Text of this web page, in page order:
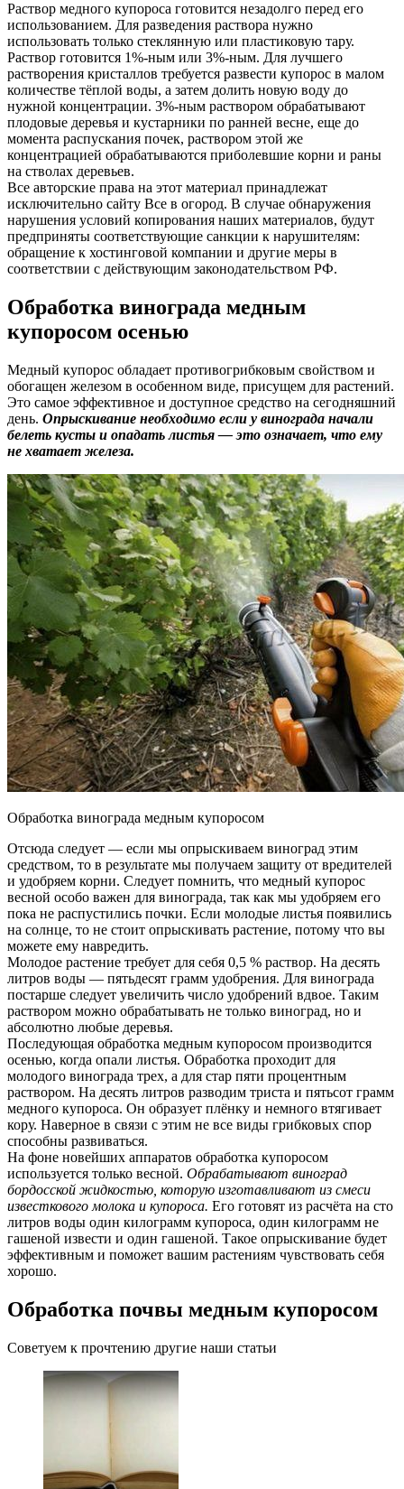
Раствор медного купороса готовится незадолго перед его
использованием. Для разведения раствора нужно
использовать только стеклянную или пластиковую тару.
Раствор готовится 1%-ным или 3%-ным. Для лучшего
растворения кристаллов требуется развести купорос в малом
количестве тёплой воды, а затем долить новую воду до
нужной концентрации. 3%-ным раствором обрабатывают
плодовые деревья и кустарники по ранней весне, еще до
момента распускания почек, раствором этой же
концентрацией обрабатываются приболевшие корни и раны
на стволах деревьев.
Все авторские права на этот материал принадлежат
исключительно сайту Все в огород. В случае обнаружения
нарушения условий копирования наших материалов, будут
предприняты соответствующие санкции к нарушителям:
обращение к хостинговой компании и другие меры в
соответствии с действующим законодательством РФ.
Обработка винограда медным
купоросом осенью
Медный купорос обладает противогрибковым свойством и
обогащен железом в особенном виде, присущем для растений.
Это самое эффективное и доступное средство на сегодняшний
день. Опрыскивание необходимо если у винограда начали
белеть кусты и опадать листья — это означает, что ему
не хватает железа.
Обработка винограда медным купоросом
Отсюда следует — если мы опрыскиваем виноград этим
средством, то в результате мы получаем защиту от вредителей
и удобряем корни. Следует помнить, что медный купорос
весной особо важен для винограда, так как мы удобряем его
пока не распустились почки. Если молодые листья появились
на солнце, то не стоит опрыскивать растение, потому что вы
можете ему навредить.
Молодое растение требует для себя 0,5 % раствор. На десять
литров воды — пятьдесят грамм удобрения. Для винограда
постарше следует увеличить число удобрений вдвое. Таким
раствором можно обрабатывать не только виноград, но и
абсолютно любые деревья.
Последующая обработка медным купоросом производится
осенью, когда опали листья. Обработка проходит для
молодого винограда трех, а для стар пяти процентным
раствором. На десять литров разводим триста и пятьсот грамм
медного купороса. Он образует плёнку и немного втягивает
кору. Наверное в связи с этим не все виды грибковых спор
способны развиваться.
На фоне новейших аппаратов обработка купоросом
используется только весной. Обрабатывают виноград
бордосской жидкостью, которую изготавливают из смеси
известкового молока и купороса. Его готовят из расчёта на сто
литров воды один килограмм купороса, один килограмм не
гашеной извести и один гашеной. Такое опрыскивание будет
эффективным и поможет вашим растениям чувствовать себя
хорошо.
Обработка почвы медным купоросом
Советуем к прочтению другие наши статьи